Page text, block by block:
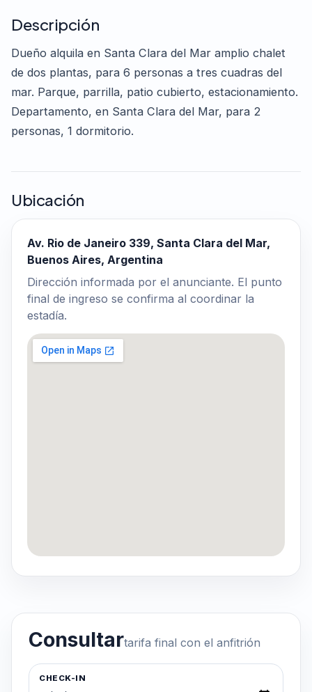
Descripción
Dueño alquila en Santa Clara del Mar amplio chalet
de dos plantas, para 6 personas a tres cuadras del
mar. Parque, parrilla, patio cubierto, estacionamiento.
Departamento, en Santa Clara del Mar, para 2
personas, 1 dormitorio.
Ubicación
Av. Rio de Janeiro 339, Santa Clara del Mar,
Buenos Aires, Argentina
Dirección informada por el anunciante. El punto
final de ingreso se confirma al coordinar la
estadía.
Consultartarifa final con el anfitrión
CHECK-IN